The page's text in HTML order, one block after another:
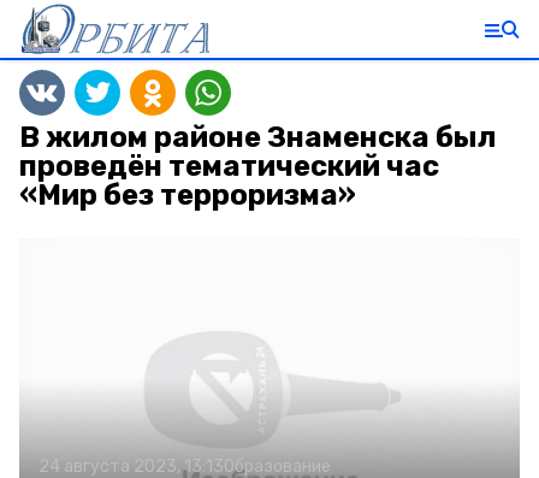
В жилом районе Знаменска был
проведён тематический час
«Мир без терроризма»
24 августа 2023, 13:13Образование